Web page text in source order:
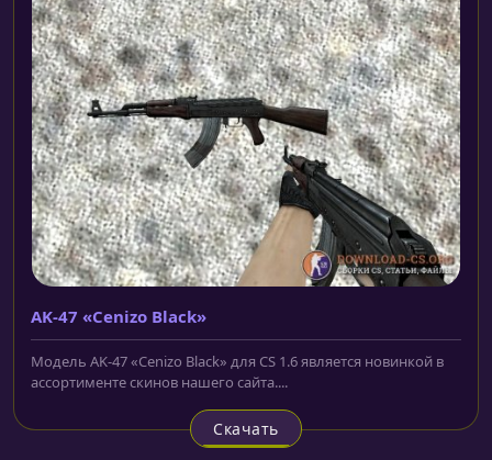
AK-47 «Cenizo Black»
Модель AK-47 «Cenizo Black» для CS 1.6 является новинкой в
ассортименте скинов нашего сайта....
Скачать